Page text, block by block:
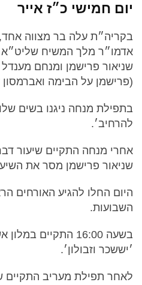
יום חמישי כ״ז אייר
בקריה״ת עלה בר מצווה
אדמו״ר מלך המשיח שליט״א
שניאור פרישמן ומנחם מענדל
(פרישמן על הבימה
בתפילת מנחה ניגנו בשים
להרחיב׳.
אחרי מנחה התקיים שיעור
שניאור פרישמן מסר את
היום החלו להגיע האורחים
השבועות.
בשעה 16:00 התקיים
׳יששכר וזבולון׳.
לאחר תפילת מעריב התקיים